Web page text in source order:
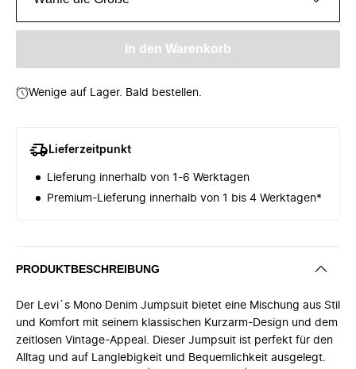
In den Warenkorb
Wenige auf Lager. Bald bestellen.
Lieferzeitpunkt
Lieferung innerhalb von 1-6 Werktagen
Premium-Lieferung innerhalb von 1 bis 4 Werktagen*
PRODUKTBESCHREIBUNG
Der Levi`s Mono Denim Jumpsuit bietet eine Mischung aus Stil
und Komfort mit seinem klassischen Kurzarm-Design und dem
zeitlosen Vintage-Appeal. Dieser Jumpsuit ist perfekt für den
Alltag und auf Langlebigkeit und Bequemlichkeit ausgelegt.